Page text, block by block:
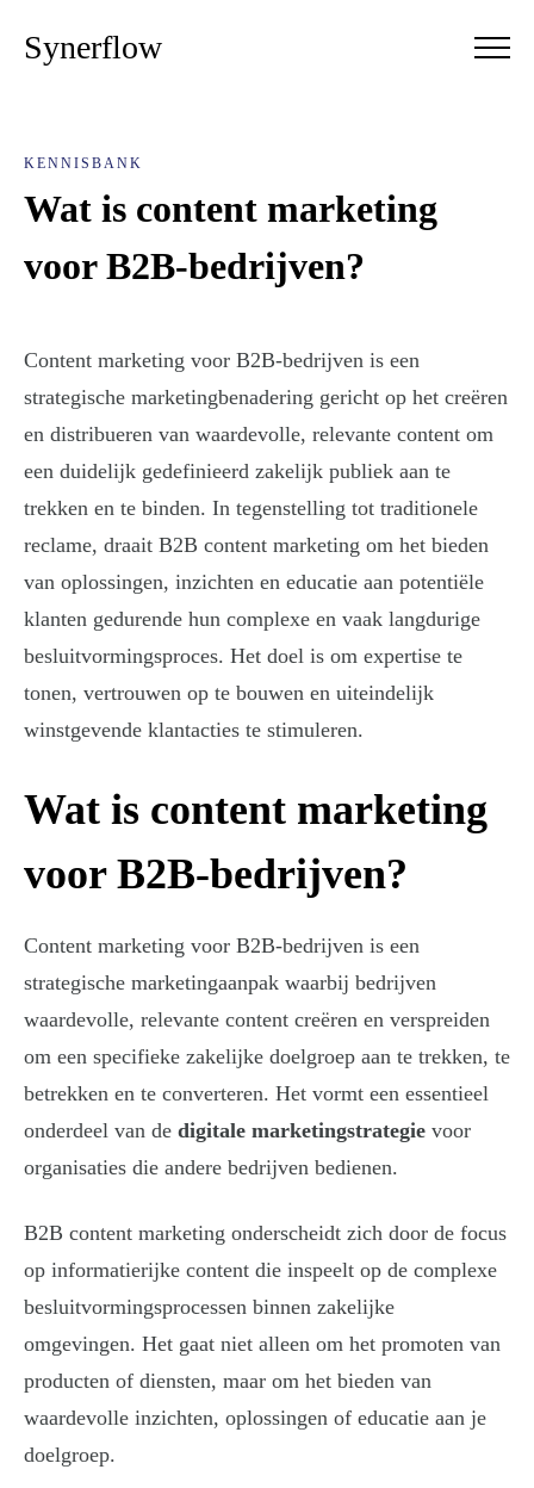
Synerflow
KENNISBANK
Wat is content marketing
voor B2B-bedrijven?
Content marketing voor B2B-bedrijven is een
strategische marketingbenadering gericht op het creëren
en distribueren van waardevolle, relevante content om
een duidelijk gedefinieerd zakelijk publiek aan te
trekken en te binden. In tegenstelling tot traditionele
reclame, draait B2B content marketing om het bieden
van oplossingen, inzichten en educatie aan potentiële
klanten gedurende hun complexe en vaak langdurige
besluitvormingsproces. Het doel is om expertise te
tonen, vertrouwen op te bouwen en uiteindelijk
winstgevende klantacties te stimuleren.
Wat is content marketing
voor B2B-bedrijven?
Content marketing voor B2B-bedrijven is een
strategische marketingaanpak waarbij bedrijven
waardevolle, relevante content creëren en verspreiden
om een specifieke zakelijke doelgroep aan te trekken, te
betrekken en te converteren. Het vormt een essentieel
onderdeel van de digitale marketingstrategie voor
organisaties die andere bedrijven bedienen.
B2B content marketing onderscheidt zich door de focus
op informatierijke content die inspeelt op de complexe
besluitvormingsprocessen binnen zakelijke
omgevingen. Het gaat niet alleen om het promoten van
producten of diensten, maar om het bieden van
waardevolle inzichten, oplossingen of educatie aan je
doelgroep.